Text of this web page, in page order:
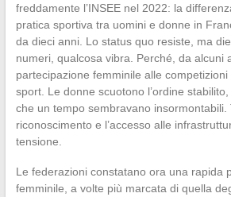
freddamente l’INSEE nel 2022: la
pratica sportiva tra uomini e donne in
da dieci anni. Lo status quo resiste, ma
numeri, qualcosa vibra. Perché, da alcuni
partecipazione femminile alle
sport. Le donne scuotono l’ordine
che un tempo sembravano insormontabili.
riconoscimento e l’accesso alle
tensione.
Le federazioni constatano ora una rapida
femminile, a volte più marcata di quella